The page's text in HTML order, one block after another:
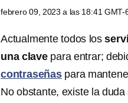
febrero 09, 2023 a las 18:41 GMT-
Actualmente todos los
una clavepara entrar;
contraseñaspara
No obstante, existe la